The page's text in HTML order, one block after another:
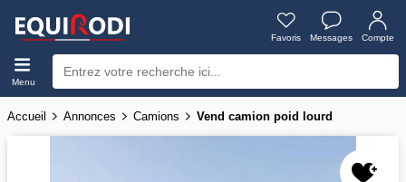
Favoris Messages Compte
Menu
Accueil Annonces Camions Vend camion poid lourd